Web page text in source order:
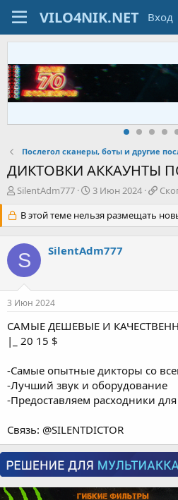
Вход
Послегол сканеры, боты и другие
ДИКТОВКИ АККАУНТЫ
А
т
о
р
т
е
м
ы
SilentAdm777
Д
т
а
а
л
3 Июн 2024
С
о
п
а
с
л
у
В этой теме нельзя размещать
S SilentAdm777
3 Июн 2024
САМЫЕ ДЕШЕВЫЕ И
|_ 20 15 $
-Самые опытные дикторы со
-Лучший звук и оборудование
-Предоставляем расходники
Связь: @SILENTDICTOR